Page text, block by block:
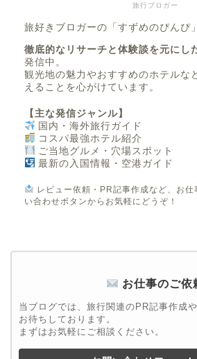
旅行ブロガー
旅好きブロガーの「すずめのぴんぴ
徹底的なリサーチと体験談を元にし
発信中。
観光地の魅力やおすすめのホテルな
えることを心がけています。
【主な発信ジャンル】
国内・海外旅行ガイド
コスパ最強ホテル紹介
ご当地グルメ・穴場スポット
最新の入国情報・空港ガイド
レビュー依頼・PR記事作成など、お仕
い合わせボタンからお気軽にどうぞ！
お仕事のご依
当ブログでは、旅行関連のPR記事作成
お待ちしております。
まずはお気軽にご相談ください。